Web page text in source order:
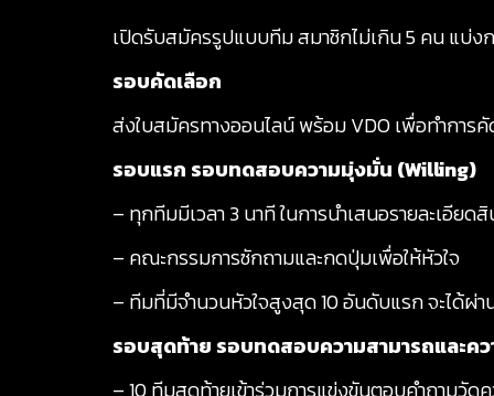
เปิดรับสมัครรูปแบบทีม สมาชิกไม่เกิน 5 คน แบ่ง
รอบคัดเลือก
ส่งใบสมัครทางออนไลน์ พร้อม VDO เพื่อทำการ
รอบแรก รอบทดสอบความมุ่งมั่น (Willing)
– ทุกทีมมีเวลา 3 นาที ในการนำเสนอรายละเอีย
– คณะกรรมการซักถามและกดปุ่มเพื่อให้หัวใจ
– ทีมที่มีจำนวนหัวใจสูงสุด 10 อันดับแรก จะได้ผ่า
รอบสุดท้าย รอบทดสอบความสามารถและค
– 10 ทีมสุดท้ายเข้าร่วมการแข่งขันตอบคำถามวัด